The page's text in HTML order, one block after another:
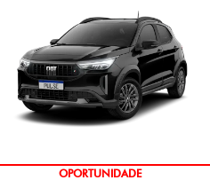
OPORTUNIDADE